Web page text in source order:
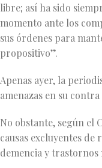
libre; así ha sido
momento ante los
sus órdenes para
propositivo”.
Apenas ayer, la
amenazas en su
No obstante, según el
causas excluyentes
demencia y trastornos